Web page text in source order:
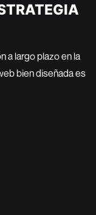
a largo plazo en la
bien diseñada es